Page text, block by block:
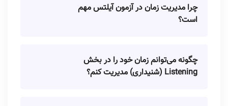
چرا مدیریت زمان در آزمون آیلتس مهم
است؟
چگونه می‌توانم زمان خود را در بخش
Listening (شنیداری) مدیریت کنم؟